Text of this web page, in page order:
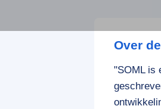
Over
"SOML is